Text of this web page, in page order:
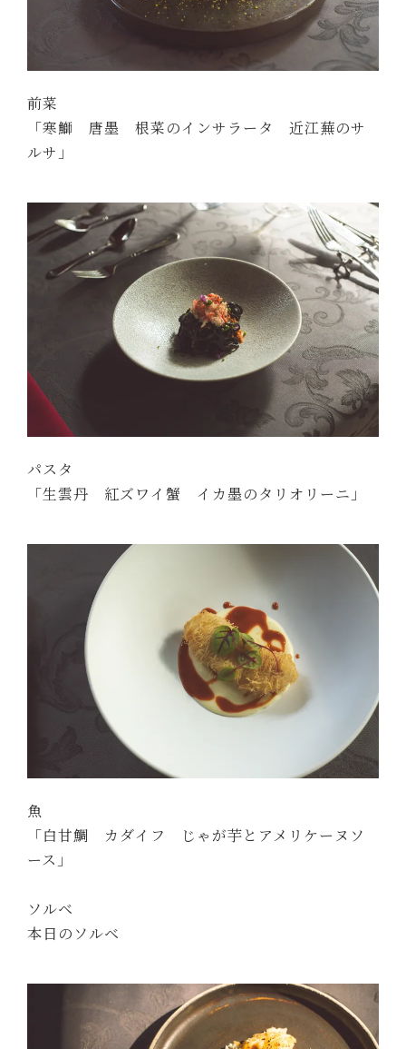
前菜
「寒鰤 唐墨 根菜のインサラータ 近江蕪のサ
ルサ」
パスタ
「生雲丹 紅ズワイ蟹 イカ墨のタリオリーニ」
魚
「白甘鯛 カダイフ じゃが芋とアメリケーヌソ
ース」
ソルベ
本日のソルベ